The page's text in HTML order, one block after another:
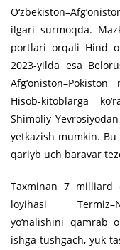
ilgari surmoqda.
portlari orqali Hind
2023-yilda esa
Hisob-kitoblarga
Shimoliy
yetkazish mumkin.
qariyb uch baravar
Taxminan 7 milliard
loyihasi
yo‘nalishini qamrab
ishga tushgach, yuk